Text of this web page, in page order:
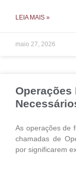
LEIA MAIS »
maio 27, 2026
Operações
As operações de
chamadas de
por significarem